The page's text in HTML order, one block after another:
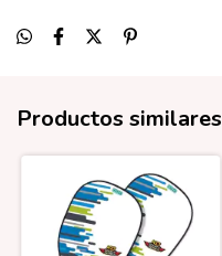
Productos similares